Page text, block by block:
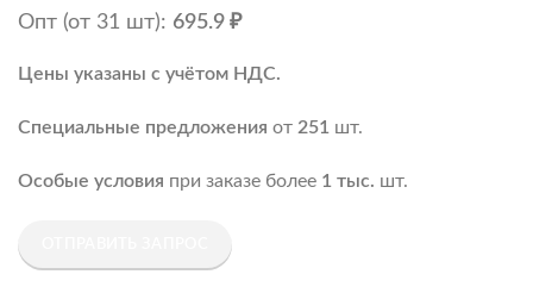
Опт (от 31 шт): 695.9 ₽
Цены указаны с учётом НДС.
Специальные предложения от 251 шт.
Особые условия при заказе более 1 тыс. шт.